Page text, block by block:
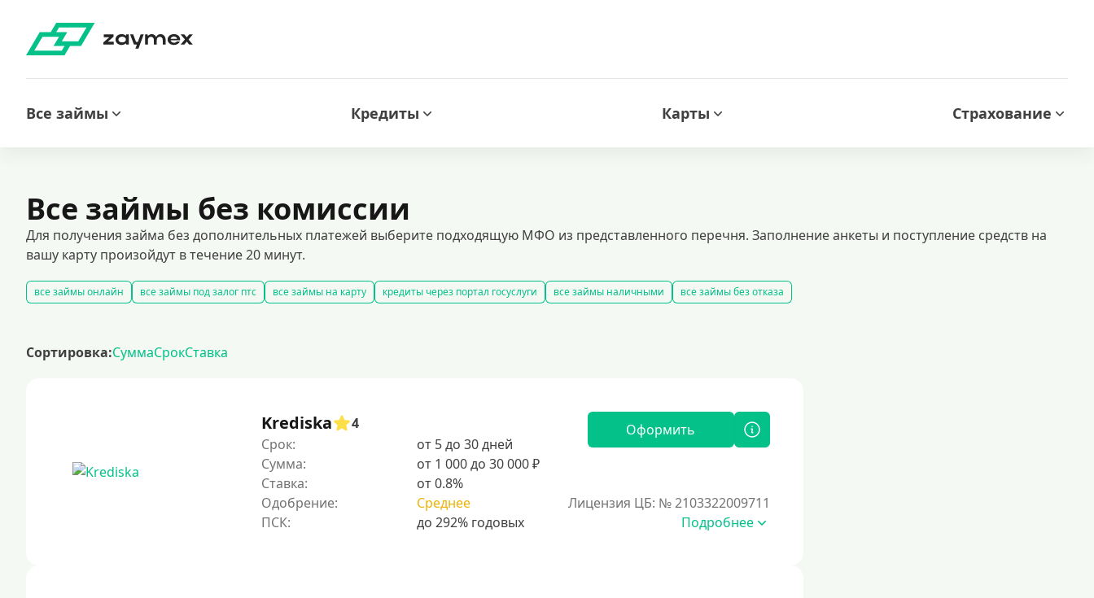
Все займы Кредиты Карты Страхование
Все займы без комиссии
Для получения займа без дополнительных платежей выберите подходящую МФО из представленного перечня. Заполнение анкеты и поступление средств на
вашу карту произойдут в течение 20 минут.
все займы онлайн все займы под залог птс все займы на карту кредиты через портал госуслуги все займы наличными
все займы без отказа
рефинансирование займов
калькулятор займов
Сортировка:СуммаСрокСтавка
Krediska
4
Срок:
от 5 до 30 дней
Сумма:
от 1 000 до 30 000 ₽
Ставка:
от 0.8%
Одобрение:
Среднее
Оформить
Лицензия ЦБ: № 2103322009711
Подробнее